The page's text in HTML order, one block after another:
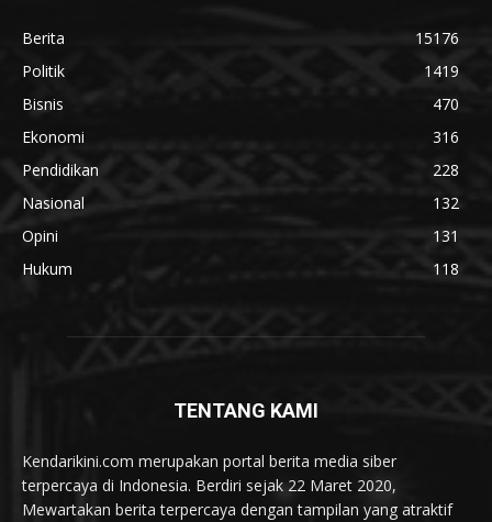
Berita
15176
Politik
1419
Bisnis
470
Ekonomi
316
Pendidikan
228
Nasional
132
Opini
131
Hukum
118
TENTANG KAMI
Kendarikini.com merupakan portal berita media siber
terpercaya di Indonesia. Berdiri sejak 22 Maret 2020,
Mewartakan berita terpercaya dengan tampilan yang atraktif